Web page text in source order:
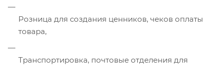
Розница для создания ценников, чеков оплаты
товара,
Транспортировка, почтовые отделения для